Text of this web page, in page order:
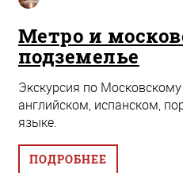
Метро и
подземелье
Экскурсия по
английском, испанском,
языке.
ПОДРОБНЕЕ